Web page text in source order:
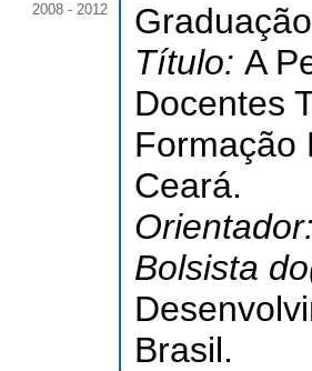
2008 - 2012
Título: A
Docentes
Formação
Ceará.
Orientador:
Bolsista
Brasil.